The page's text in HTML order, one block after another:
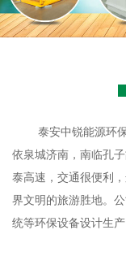
泰安中锐能源环保
依泉城济南，南临孔
泰高速，交通很便利
界文明的旅游胜地。
统等环保设备设计生